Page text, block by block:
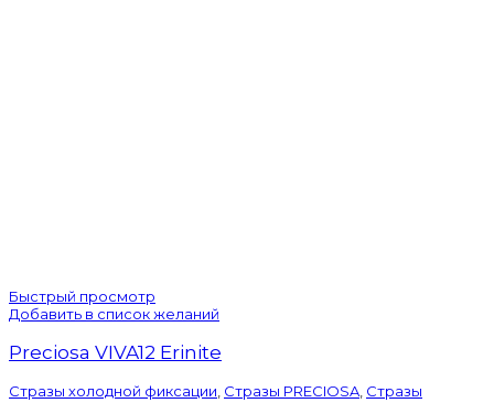
Быстрый просмотр
Добавить в список желаний
Preciosa VIVA12 Erinite
Стразы холодной фиксации Стразы PRECIOSA Стразы